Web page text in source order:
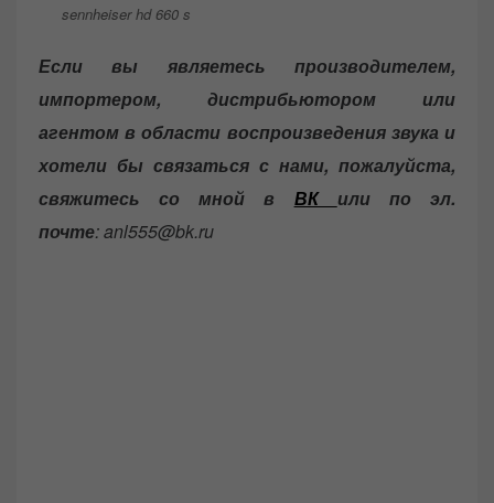
sennheiser hd 660 s
Если вы являетесь производителем,
импортером, дистрибьютором или
агентом в области воспроизведения звука и
хотели бы связаться с нами, пожалуйста,
свяжитесь со мной в ВК или по эл.
почте: anl555@bk.ru